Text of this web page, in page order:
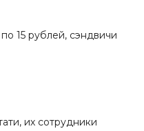
15 рублей, сэндвичи
их сотрудники